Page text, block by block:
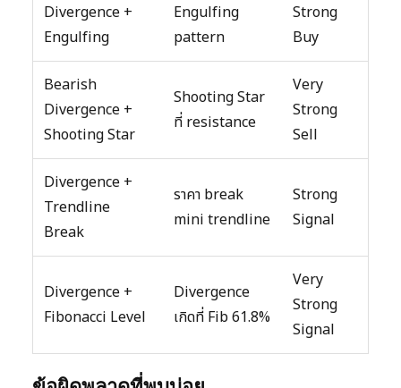
Divergence +
Engulfing
Engulfing
pattern
Strong
Buy
Bearish
Divergence +
Shooting Star
Shooting Star
ที่ resistance
Very
Strong
Sell
Divergence +
Trendline
Break
ราคา break
mini trendline
Strong
Signal
Divergence +
Fibonacci Level
Divergence
เกิดที่ Fib 61.8%
Very
Strong
Signal